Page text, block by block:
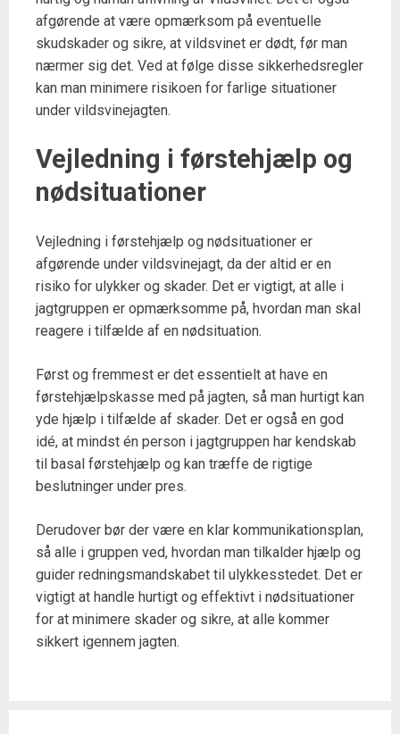
afgørende at være opmærksom på eventuelle
skudskader og sikre, at vildsvinet er dødt, før man
nærmer sig det. Ved at følge disse sikkerhedsregler
kan man minimere risikoen for farlige situationer
under vildsvinejagten.
Vejledning i førstehjælp og
nødsituationer
Vejledning i førstehjælp og nødsituationer er
afgørende under vildsvinejagt, da der altid er en
risiko for ulykker og skader. Det er vigtigt, at alle i
jagtgruppen er opmærksomme på, hvordan man skal
reagere i tilfælde af en nødsituation.
Først og fremmest er det essentielt at have en
førstehjælpskasse med på jagten, så man hurtigt kan
yde hjælp i tilfælde af skader. Det er også en god
idé, at mindst én person i jagtgruppen har kendskab
til basal førstehjælp og kan træffe de rigtige
beslutninger under pres.
Derudover bør der være en klar kommunikationsplan,
så alle i gruppen ved, hvordan man tilkalder hjælp og
guider redningsmandskabet til ulykkesstedet. Det er
vigtigt at handle hurtigt og effektivt i nødsituationer
for at minimere skader og sikre, at alle kommer
sikkert igennem jagten.